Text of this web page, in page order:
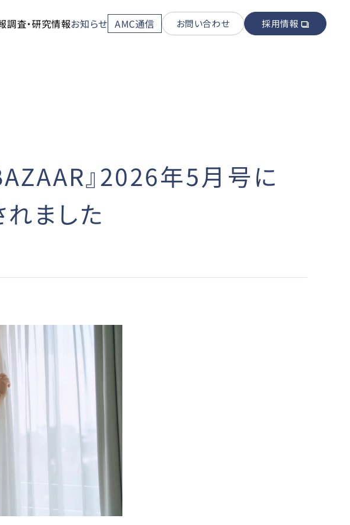
調査・研究情報お知らせ AMC通信 お問い合わせ 採用情報
』2026年5月号に
ました